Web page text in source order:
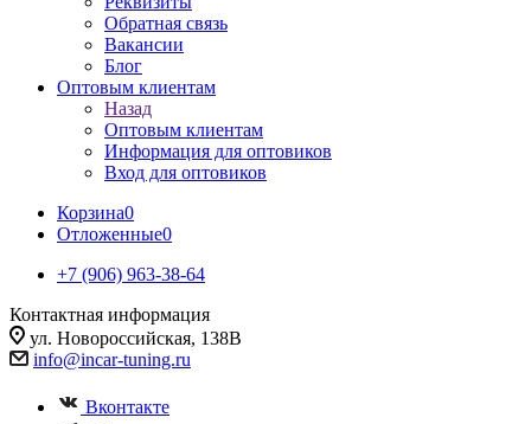
Обратная связь
Вакансии
Блог
Оптовым клиентам
Назад
Оптовым клиентам
Информация для оптовиков
Вход для оптовиков
Корзина0
Отложенные0
+7 (906) 963-38-64
Контактная информация
ул. Новороссийская, 138В
info@incar-tuning.ru
Вконтакте